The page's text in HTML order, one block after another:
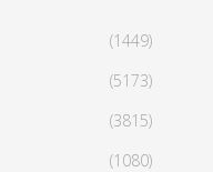
(1449)
(5173)
(3815)
(1080)